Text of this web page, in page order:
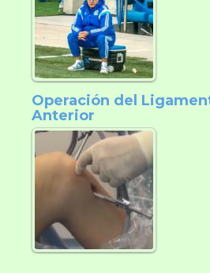
Operación del
Anterior